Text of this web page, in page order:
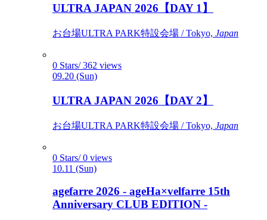
ULTRA JAPAN 2026【DAY 1】
お台場ULTRA PARK特設会場 / Tokyo, Japan
0 Stars/ 362 views
09.20 (Sun)
ULTRA JAPAN 2026【DAY 2】
お台場ULTRA PARK特設会場 / Tokyo, Japan
0 Stars/ 0 views
10.11 (Sun)
agefarre 2026 - ageHa×velfarre 15th
Anniversary CLUB EDITION -